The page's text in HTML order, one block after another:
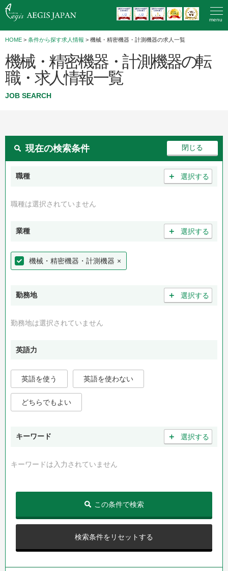
menu
HOME > 条件から探す求人情報 > 機械・精密機器・計測機器の求人一覧
機械・精密機器・計測機器の転
職・求人情報一覧
JOB SEARCH
現在の検索条件
職種 ＋ 選択する
職種は選択されていません
業種 ＋ 選択する
機械・精密機器・計測機器 ×
勤務地 ＋ 選択する
勤務地は選択されていません
英語力
英語を使う 英語を使わない
どちらでもよい
キーワード ＋ 選択する
キーワードは入力されていません
検索条件をリセットする
この条件で検索